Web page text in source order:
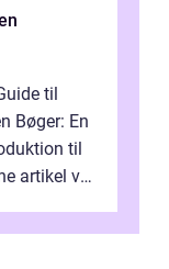
til
Bøger: En
til
artikel vil